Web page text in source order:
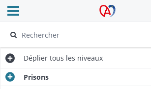
Archives Alsace - Colmar
Ouvrir le menu déroulant
Déplier tous les niveaux
Prisons